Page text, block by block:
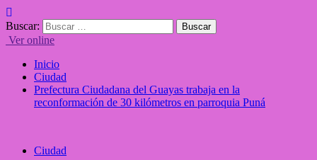
Buscar:
Ver online
Inicio
Ciudad
Prefectura Ciudadana del Guayas trabaja en la
reconformación de 30 kilómetros en parroquia Puná
Ciudad